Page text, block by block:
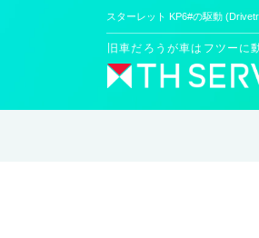
スターレット KP6#の駆動
旧車だろうが車はフツーに